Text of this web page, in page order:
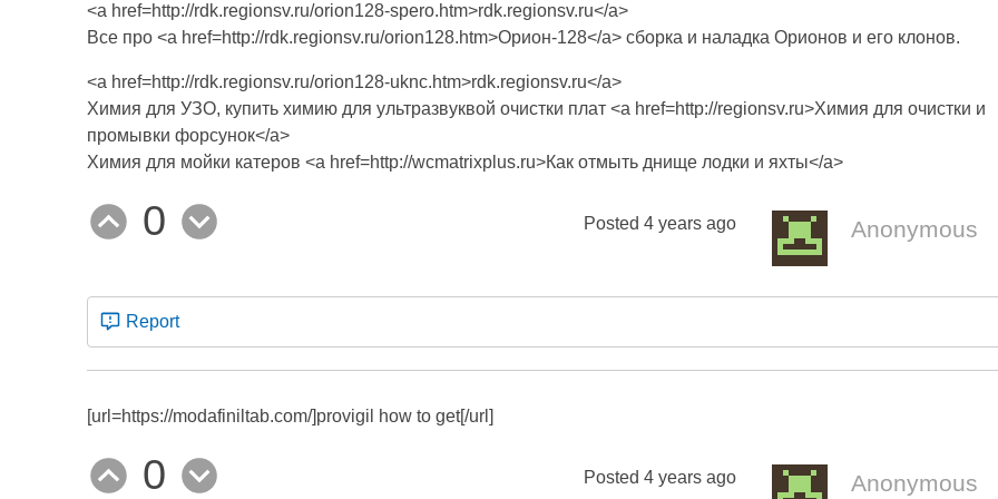
<a href=http://rdk.regionsv.ru/orion128-spero.htm>rdk.regionsv.ru</a>
Все про <a href=http://rdk.regionsv.ru/orion128.htm>Орион-128</a> сборка и наладка Орионов и его клонов.
<a href=http://rdk.regionsv.ru/orion128-uknc.htm>rdk.regionsv.ru</a>
Химия для УЗО, купить химию для ультразвуквой очистки плат <a href=http://regionsv.ru>Химия для очистки и
промывки форсунок</a>
Химия для мойки катеров <a href=http://wcmatrixplus.ru>Как отмыть днище лодки и яхты</a>
0 Posted 4 years ago Anonymous
Report
[url=https://modafiniltab.com/]provigil how to get[/url]
0 Posted 4 years ago Anonymous